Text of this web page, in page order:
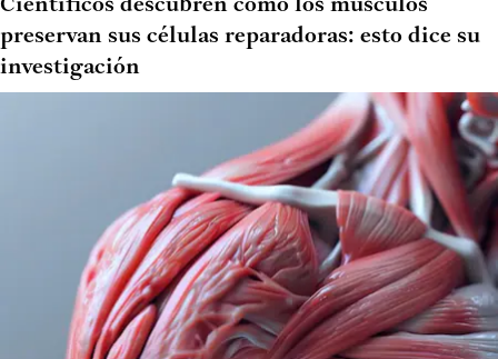
Científicos descubren cómo los músculos
preservan sus células reparadoras: esto dice su
investigación